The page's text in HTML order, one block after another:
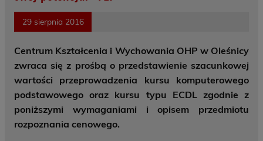
29 sierpnia 2016
Centrum Kształcenia i Wychowania OHP w Oleśnicy
zwraca się z prośbą o przedstawienie szacunkowej
wartości przeprowadzenia kursu komputerowego
podstawowego oraz kursu typu ECDL zgodnie z
poniższymi wymaganiami i opisem przedmiotu
rozpoznania cenowego.